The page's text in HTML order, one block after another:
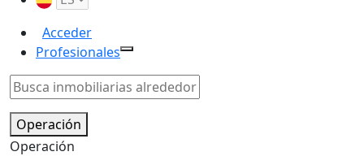
Acceder
Profesionales
Operación
Operación